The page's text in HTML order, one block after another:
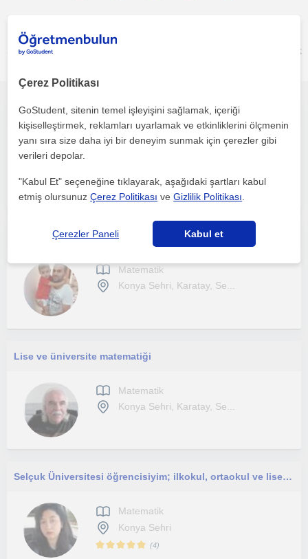
Selçuklu, Karatay, Konya sehri bölgesinde ilginizi çekebilecek
MATEMATİK ÖZEL DERS ONLİNE YADA YÜZYÜZE
Matematik
Matematik
Konya Sehri, Karatay, Se...
Lise ve üniversite matematiği
Matematik
Konya Sehri, Karatay, Se...
Selçuk Üniversitesi öğrencisiyim; ilkokul, ortaokul ve lise düzeyindeki öğrencilere analitik ve eğlenceli özel dersler veriyorum.
Matematik
Konya Sehri
(4)
Çerez Politikası
GoStudent, sitenin temel işleyişini sağlamak, içeriği
kişiselleştirmek, reklamları uyarlamak ve etkinliklerini ölçmenin
yanı sıra size daha iyi bir deneyim sunmak için çerezler gibi
verileri depolar.
"Kabul Et" seçeneğine tıklayarak, aşağıdaki şartları kabul
etmiş olursunuzÇerez Politikası veGizlilik Politikası
Çerezler Paneli Kabul et